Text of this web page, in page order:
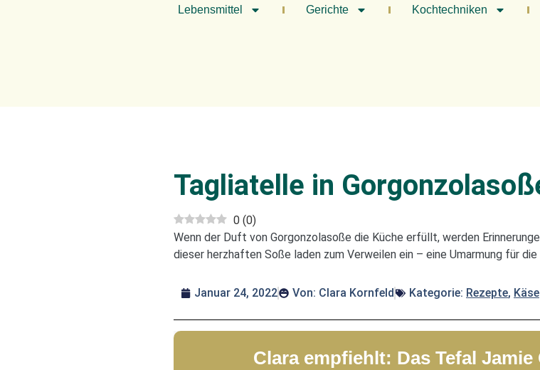
Lebensmittel Gerichte Kochtechniken
Tagliatelle in
0 (0)
Wenn der Duft von Gorgonzolasoße die Küche erfüllt, werden
dieser herzhaften Soße laden zum Verweilen ein – eine Umarmung für
Januar 24, 2022 Von: Clara Kornfeld Kategorie: Rezepte,
Clara empfiehlt: Das Tefal